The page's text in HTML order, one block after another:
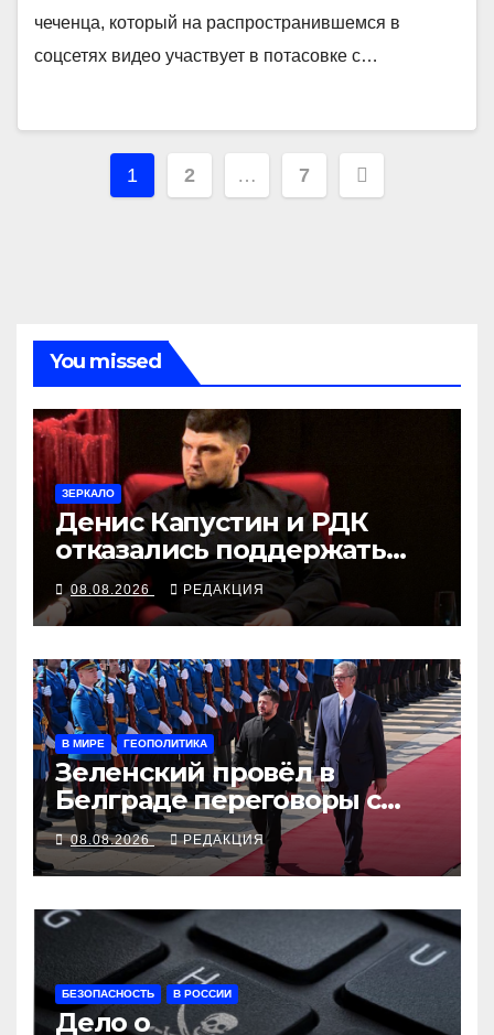
чеченца, который на распространившемся в
соцсетях видео участвует в потасовке с…
Навигация
1 2 … 7
You missed
ЗЕРКАЛО
Денис Капустин и РДК
отказались поддержать
партию «Яблоко»
08.08.2026 РЕДАКЦИЯ
В МИРЕ ГЕОПОЛИТИКА
Зеленский провёл в
Белграде переговоры с
Вучичем
08.08.2026 РЕДАКЦИЯ
БЕЗОПАСНОСТЬ В РОССИИ
Дело о